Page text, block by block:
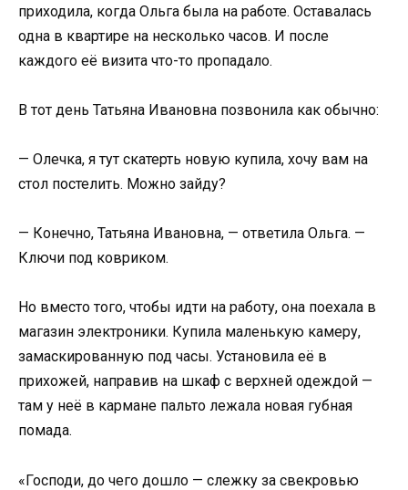
приходила, когда Ольга была на работе. Оставалась
одна в квартире на несколько часов. И после
каждого её визита что-то пропадало.
В тот день Татьяна Ивановна позвонила как обычно:
— Олечка, я тут скатерть новую купила, хочу вам на
стол постелить. Можно зайду?
— Конечно, Татьяна Ивановна, — ответила Ольга. —
Ключи под ковриком.
Но вместо того, чтобы идти на работу, она поехала в
магазин электроники. Купила маленькую камеру,
замаскированную под часы. Установила её в
прихожей, направив на шкаф с верхней одеждой —
там у неё в кармане пальто лежала новая губная
помада.
«Господи, до чего дошло — слежку за свекровью